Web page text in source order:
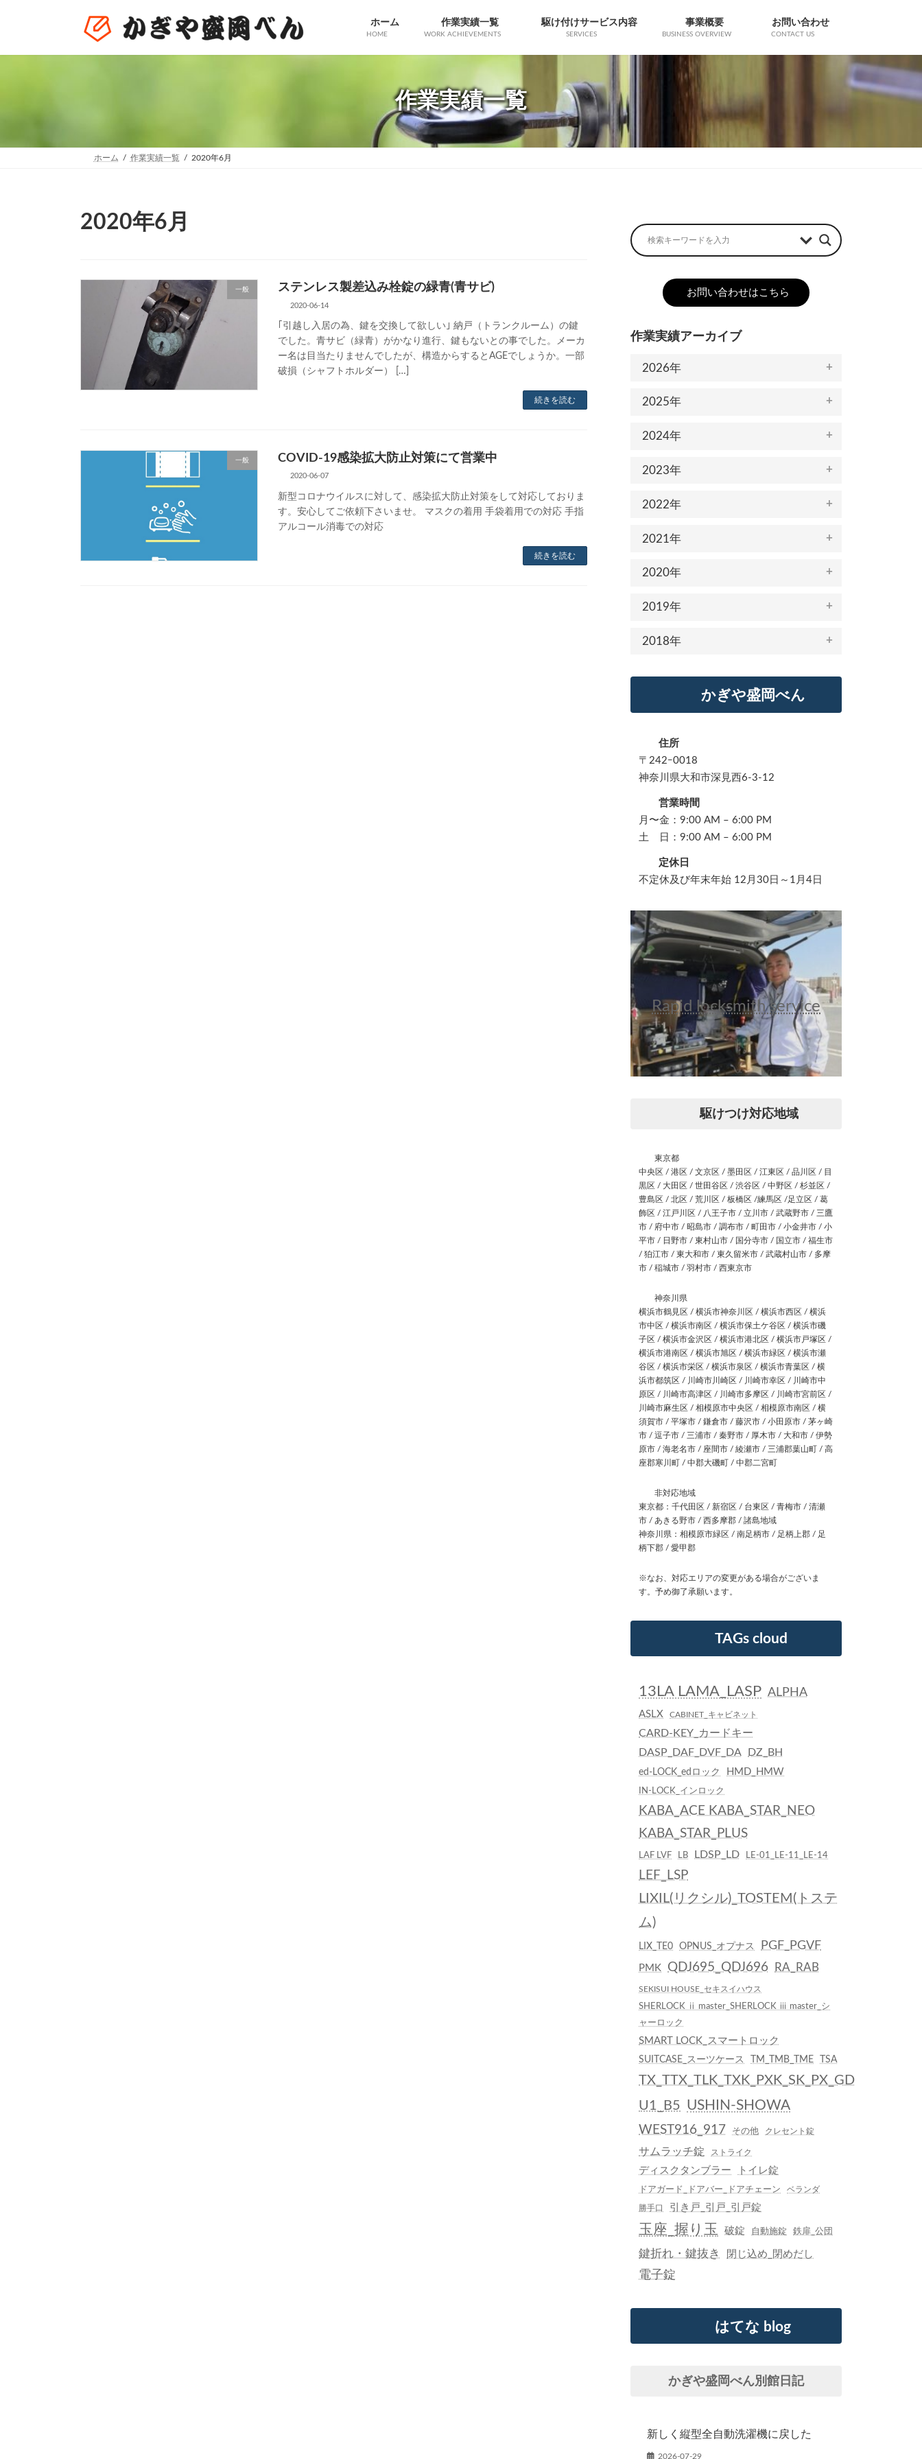
ホーム
HOME
作業実績一覧
WORK ACHIEVEMENTS
駆け付けサービス内容
SERVICES
事業概要
BUSINESS OVERVIEW
お問い合わせ
CONTACT US
作業実績一覧
ホーム 作業実績一覧 2020年6月
2020年6月
一般 ステンレス製差込み栓錠の緑青(青サビ)
2020-06-14
｢引越し入居の為、鍵を交換して欲しい｣ 納戸（トランクルーム）の鍵
でした。青サビ（緑青）がかなり進行、鍵もないとの事でした。メーカ
ー名は目当たりませんでしたが、構造からするとAGEでしょうか。一部
破損（シャフトホルダー） […]
続きを読む
一般 COVID-19感染拡大防止対策にて営業中
2020-06-07
新型コロナウイルスに対して、感染拡大防止対策をして対応しておりま
す。安心してご依頼下さいませ。 マスクの着用 手袋着用での対応 手指
アルコール消毒での対応
続きを読む
お問い合わせはこちら
作業実績アーカイブ
2026年
2025年
2024年
2023年
2022年
2021年
2020年
2019年
2018年
かぎや盛岡べん
住所
〒242ｰ0018
神奈川県大和市深見西6-3-12
営業時間
月〜金：9:00 AM – 6:00 PM
土 日：9:00 AM – 6:00 PM
定休日
不定休及び年末年始 12月30日～1月4日
Rapid locksmith service
駆けつけ対応地域
東京都
中央区 / 港区 / 文京区 / 墨田区 / 江東区 / 品川区 / 目
黒区 / 大田区 / 世田谷区 / 渋谷区 / 中野区 / 杉並区 /
豊島区 / 北区 / 荒川区 / 板橋区 /練馬区 /足立区 / 葛
飾区 / 江戸川区 / 八王子市 / 立川市 / 武蔵野市 / 三鷹
市 / 府中市 / 昭島市 / 調布市 / 町田市 / 小金井市 / 小
平市 / 日野市 / 東村山市 / 国分寺市 / 国立市 / 福生市
/ 狛江市 / 東大和市 / 東久留米市 / 武蔵村山市 / 多摩
市 / 稲城市 / 羽村市 / 西東京市
神奈川県
横浜市鶴見区 / 横浜市神奈川区 / 横浜市西区 / 横浜
市中区 / 横浜市南区 / 横浜市保土ケ谷区 / 横浜市磯
子区 / 横浜市金沢区 / 横浜市港北区 / 横浜市戸塚区 /
横浜市港南区 / 横浜市旭区 / 横浜市緑区 / 横浜市瀬
谷区 / 横浜市栄区 / 横浜市泉区 / 横浜市青葉区 / 横
浜市都筑区 / 川崎市川崎区 / 川崎市幸区 / 川崎市中
原区 / 川崎市高津区 / 川崎市多摩区 / 川崎市宮前区 /
川崎市麻生区 / 相模原市中央区 / 相模原市南区 / 横
須賀市 / 平塚市 / 鎌倉市 / 藤沢市 / 小田原市 / 茅ヶ崎
市 / 逗子市 / 三浦市 / 秦野市 / 厚木市 / 大和市 / 伊勢
原市 / 海老名市 / 座間市 / 綾瀬市 / 三浦郡葉山町 / 高
座郡寒川町 / 中郡大磯町 / 中郡二宮町
非対応地域
東京都：千代田区 / 新宿区 / 台東区 / 青梅市 / 清瀬
市 / あきる野市 / 西多摩郡 / 諸島地域
神奈川県：相模原市緑区 / 南足柄市 / 足柄上郡 / 足
柄下郡 / 愛甲郡
※なお、対応エリアの変更がある場合がございま
す。予め御了承願います。
TAGs cloud
13LA LAMA_LASP ALPHA
ASLX CABINET_キャビネット
CARD-KEY_カードキー
DASP_DAF_DVF_DA
DZ_BH
ed-LOCK_edロック HMD_HMW
IN-LOCK_インロック
KABA_ACE KABA_STAR_NEO
KABA_STAR_PLUS
LAF LVF LB LDSP_LD LE-01_LE-11_LE-14
LEF_LSP
LIXIL(リクシル)_TOSTEM(トステ
ム)
LIX_TE0 OPNUS_オプナス PGF_PGVF
PMK QDJ695_QDJ696 RA_RAB
SEKISUI HOUSE_セキスイハウス
SHERLOCK ⅱ master_SHERLOCK ⅲ master_シ
ャーロック
SMART LOCK_スマートロック
SUITCASE_スーツケース TM_TMB_TME TSA
TX_TTX_TLK_TXK_PXK_SK_PX_GD
U1_B5 USHIN-SHOWA
WEST916_917 その他 クレセント錠
サムラッチ錠 ストライク
ディスクタンブラー トイレ錠
ドアガード_ドアバー_ドアチェーン ベランダ
勝手口 引き戸_引戸_引戸錠
玉座_握り玉 破錠 自動施錠 鉄扉_公団
鍵折れ・鍵抜き 閉じ込め_閉めだし
電子錠
はてな blog
かぎや盛岡べん別館日記
新しく縦型全自動洗濯機に戻した
2026-07-29